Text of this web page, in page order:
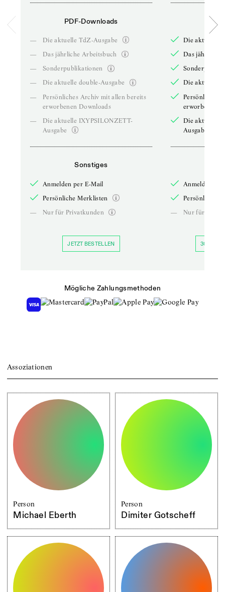
PDF-Downloads
—
Die aktuelle TdZ-Ausgabe
—
Das jährliche Arbeitsbuch
—
Sonderpublikationen
—
Die aktuelle double-Ausgabe
—
Persönliches Archiv mit allen bereits
erworbenen Downloads
—
Die aktuelle IXYPSILONZETT-
Ausgabe
Sonstiges
Anmelden per E-Mail
Persönliche Merklisten
—
Nur für Privatkunden
JETZT BESTELLEN
Die aktuelle
Das jährliche
Die aktuelle
Persönliches
erworbenen
Die aktuelle
Ausgabe
Anmelden
Persönliche
—
Nur für
30 TAGE
Mögliche Zahlungsmethoden
Assoziationen
Person
Michael Eberth
Person
Dimiter Gotscheff